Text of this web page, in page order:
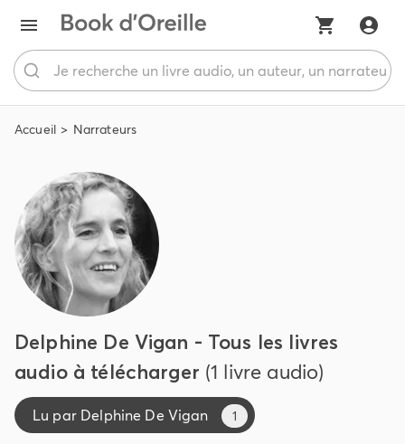
Accueil Narrateurs
Delphine De Vigan - Tous les livres
audio à télécharger (1 livre audio)
Lu par Delphine De Vigan 1